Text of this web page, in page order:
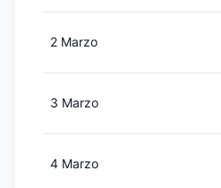
2 Marzo
3 Marzo
4 Marzo